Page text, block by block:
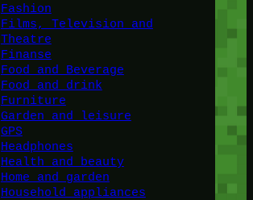
Fashion
Films, Television and
Theatre
Finanse
Food and Beverage
Food and drink
Furniture
Garden and leisure
GPS
Headphones
Health and beauty
Home and garden
Household appliances